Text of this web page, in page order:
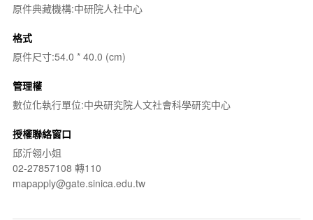
原件典藏機構:中研院人社中心
格式
原件尺寸:54.0 * 40.0 (cm)
管理權
數位化執行單位:中央研究院人文社會科學研究中心
授權聯絡窗口
邱沂翎小姐
02-27857108 轉110
mapapply@gate.sinica.edu.tw